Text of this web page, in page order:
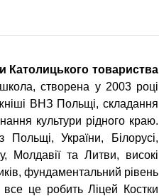
Католицького товариства
створена у 2003 році
ВНЗ Польщі, складання
культури рідного краю.
Польщі, України, Білорусі,
Молдавії та Литви, високі
фундаментальний рівень
все це робить Ліцей Костки